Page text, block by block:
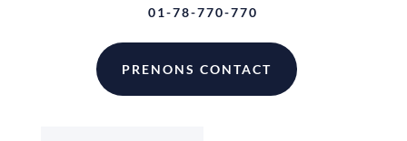
01-78-770-770
PRENONS CONTACT